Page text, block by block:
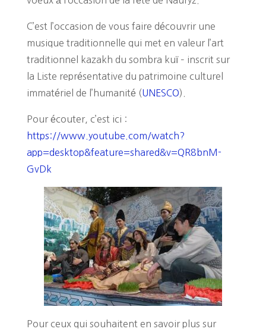
C’est l’occasion de vous faire découvrir une
musique traditionnelle qui met en valeur l’art
traditionnel kazakh du sombra kuï – inscrit sur
la Liste représentative du patrimoine culturel
immatériel de l’humanité (UNESCO).
Pour écouter, c’est ici :
https://www.youtube.com/watch?
app=desktop&feature=shared&v=QR8bnM-
GvDk
Pour ceux qui souhaitent en savoir plus sur